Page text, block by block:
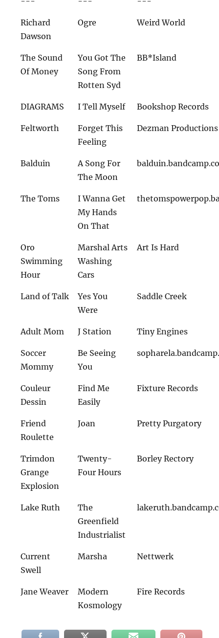
Richard
Dawson
Ogre Weird World
The Sound
Of Money
You Got The
Song From
Rotten Syd
BB*Island
DIAGRAMS I Tell Myself Bookshop Records
Feltworth
Forget This
Feeling
Dezman Productions
Balduin
A Song For
The Moon
The Toms
I Wanna Get
My Hands
On That
Oro
Swimming
Hour
Marshal Arts
Washing
Cars
Art Is Hard
Land of Talk
Yes You
Were
Saddle Creek
Adult Mom J Station Tiny Engines
Soccer
Mommy
Be Seeing
You
Couleur
Dessin
Find Me
Easily
Fixture Records
Friend
Roulette
Joan Pretty Purgatory
Trimdon
Grange
Explosion
Twenty-
Four Hours
Borley Rectory
Lake Ruth
The
Greenfield
Industrialist
Current
Swell
Marsha Nettwerk
Jane Weaver
Modern
Kosmology
Fire Records